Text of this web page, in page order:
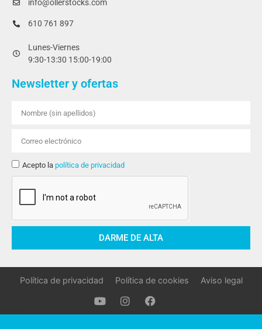
info@ollerstocks.com
610 761 897
Lunes-Viernes
9:30-13:30 15:00-19:00
Newsletter y ofertas
Acepto la política de privacidad
DARME DE ALTA
Política de privacidad Política de cookies Aviso legal